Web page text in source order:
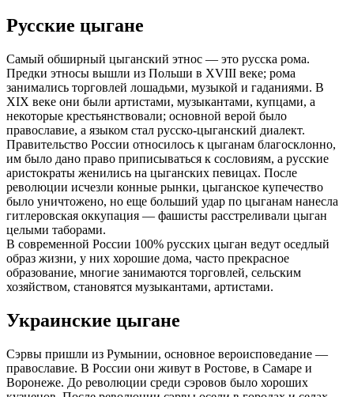
Русские цыгане
Самый обширный цыганский этнос — это русска рома.
Предки этносы вышли из Польши в XVIII веке; рома
занимались торговлей лошадьми, музыкой и гаданиями. В
XIX веке они были артистами, музыкантами, купцами, а
некоторые крестьянствовали; основной верой было
православие, а языком стал русско-цыганский диалект.
Правительство России относилось к цыганам благосклонно,
им было дано право приписываться к сословиям, а русские
аристократы женились на цыганских певицах. После
революции исчезли конные рынки, цыганское купечество
было уничтожено, но еще больший удар по цыганам нанесла
гитлеровская оккупация — фашисты расстреливали цыган
целыми таборами.
В современной России 100% русских цыган ведут оседлый
образ жизни, у них хорошие дома, часто прекрасное
образование, многие занимаются торговлей, сельским
хозяйством, становятся музыкантами, артистами.
Украинские цыгане
Сэрвы пришли из Румынии, основное вероисповедание —
православие. В России они живут в Ростове, в Самаре и
Воронеже. До революции среди сэровов было хороших